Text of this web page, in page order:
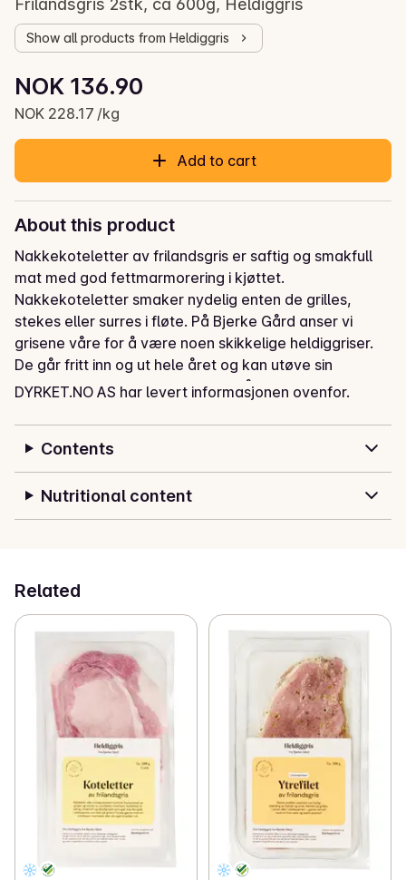
Show all products from Heldiggris
Current price is: NOK 136.90
NOK 136.90
NOK 228.17 /kg
Unit price: NOK 228.17 /kg
Add to cart
About this product
Nakkekoteletter av frilandsgris er saftig og smakfull
mat med god fettmarmorering i kjøttet.
Nakkekoteletter smaker nydelig enten de grilles,
stekes eller surres i fløte. På Bjerke Gård anser vi
grisene våre for å være noen skikkelige heldiggriser.
De går fritt inn og ut hele året og kan utøve sin
naturlige adferd i store skogsområder. Vi ser at
jorda og værer omgivelsene med øyne, nese og ører.
Alle Heldiggris produkter har Dyrevernmerket som et
synlig bevis på god dyrevelferd.
DYRKET.NO AS har levert informasjonen ovenfor.
Contents
Nutritional content
Related